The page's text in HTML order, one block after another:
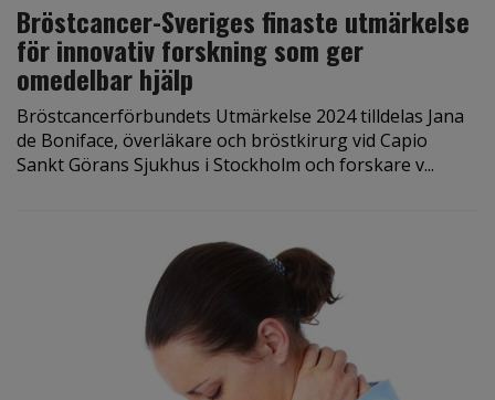
Bröstcancer-Sveriges finaste utmärkelse
för innovativ forskning som ger
omedelbar hjälp
Bröstcancerförbundets Utmärkelse 2024 tilldelas Jana
de Boniface, överläkare och bröstkirurg vid Capio
Sankt Görans Sjukhus i Stockholm och forskare v...